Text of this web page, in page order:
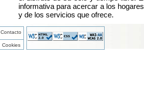
informativa para acercar a los
y de los servicios que ofrece.
Contacto
Cookies